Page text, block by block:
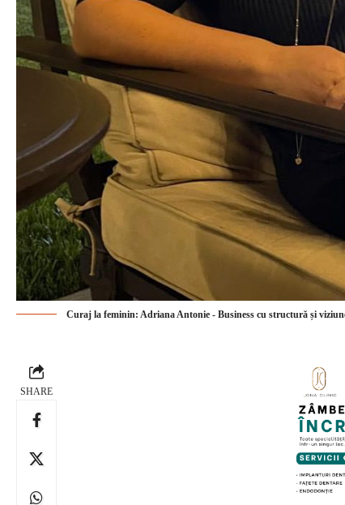
Curaj la feminin: Adriana Antonie - Business cu structură și
SHARE